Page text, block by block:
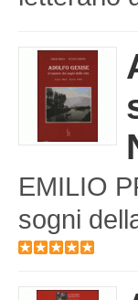
EMILIO
sogni